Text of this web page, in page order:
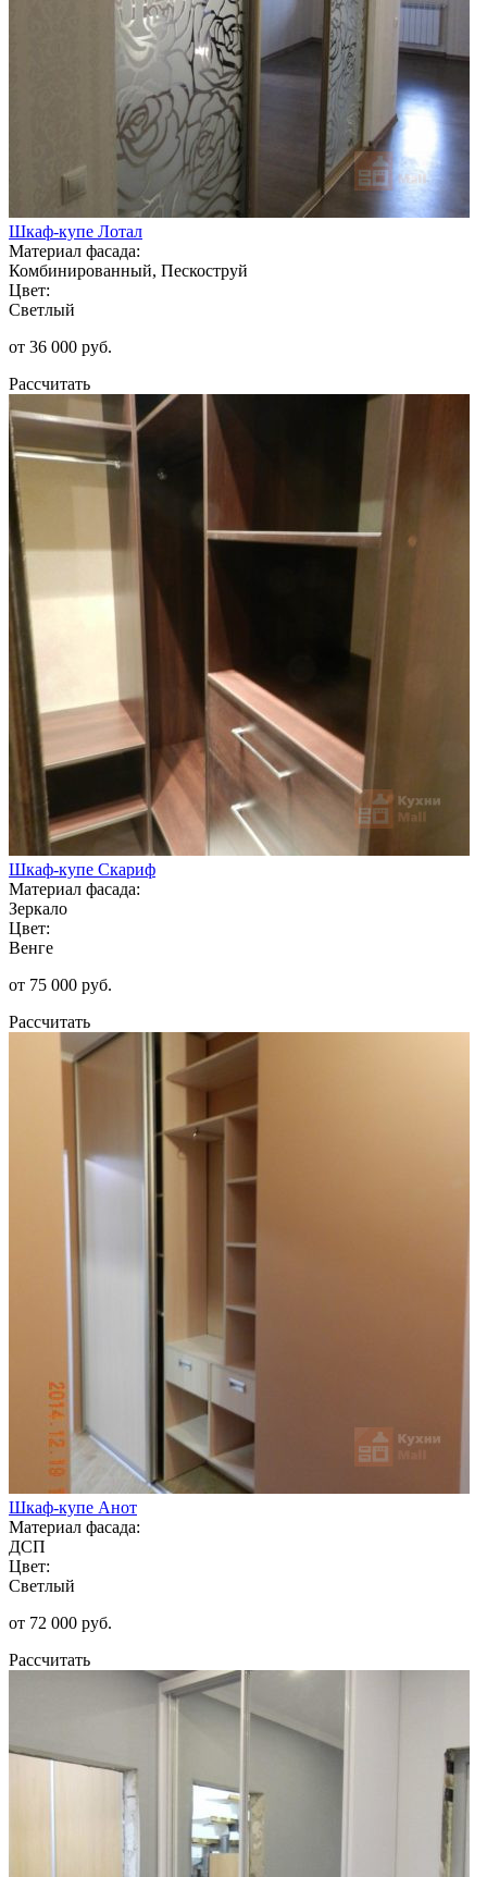
Шкаф-купе Лотал
Материал фасада:
Комбинированный, Пескоструй
Цвет:
Светлый
от 36 000 руб.
Рассчитать
Шкаф-купе Скариф
Материал фасада:
Зеркало
Цвет:
Венге
от 75 000 руб.
Рассчитать
Шкаф-купе Анот
Материал фасада:
ДСП
Цвет:
Светлый
от 72 000 руб.
Рассчитать